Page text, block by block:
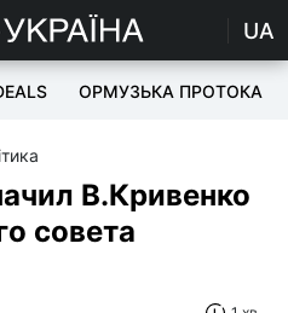
UA
ОРМУЗЬКА ПРОТОКА
В.Кривенко
совета